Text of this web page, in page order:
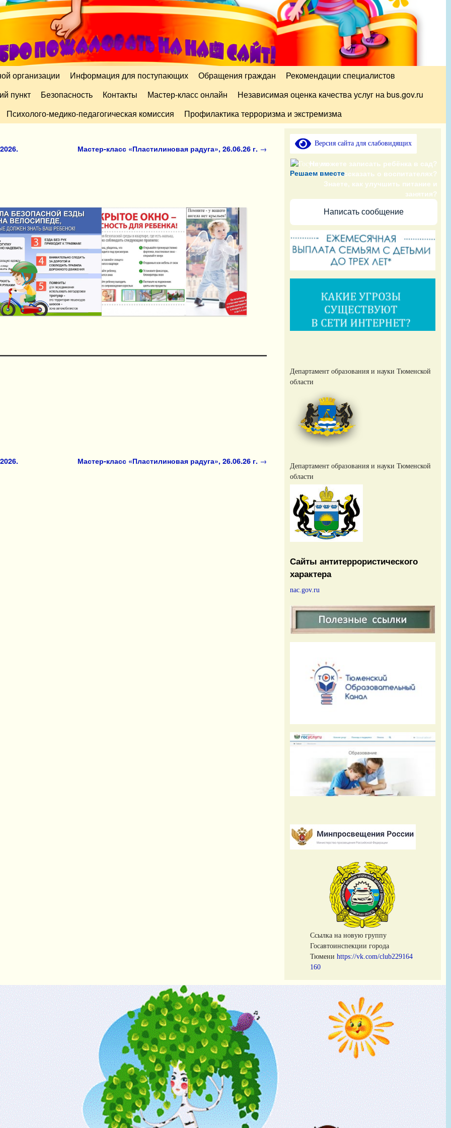
организации Информация для поступающих Обращения граждан
Рекомендации специалистов
пункт
Безопасность Контакты Мастер-класс онлайн
Независимая оценка качества услуг на bus.gov.ru
Психолого-медико-педагогическая комиссия
Профилактика терроризма и экстремизма
Мастер-класс «Пластилиновая радуга», 26.06.26 г. →
Мастер-класс «Пластилиновая радуга», 26.06.26 г. →
Версия сайта для слабовидящих
Решаем вместе
Не можете записать ребёнка в сад?
Хотите рассказать о воспитателях?
Знаете, как улучшить питание и
занятия?
Написать сообщение
Департамент образования и науки Тюменской
области
Департамент образования и науки Тюменской
области
Сайты антитеррористического
характера
nac.gov.ru
Cсылка на новую группу
Госавтоинспекции города
Тюмени https://vk.com/club229164
160